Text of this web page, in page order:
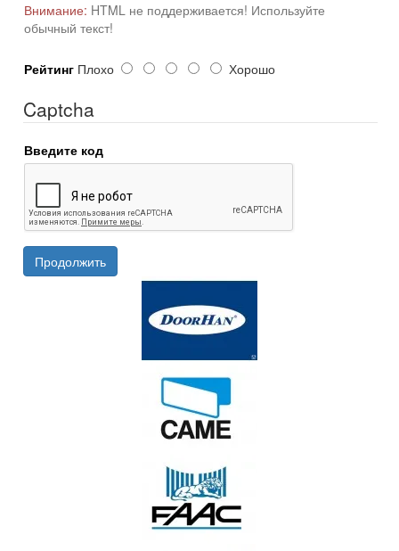
Внимание: HTML не поддерживается! Используйте
обычный текст!
Рейтинг Плохо Хорошо
Captcha
Введите код
Продолжить